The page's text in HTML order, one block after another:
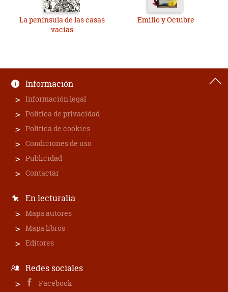
La península de las casas
vacías
Emilio y Octubre
Información
Información legal
Política de privacidad
Política de cookies
Condiciones de uso
Publicidad
Contactar
En lecturalia
Mapa autores
Mapa libros
Editores
Redes sociales
Facebook